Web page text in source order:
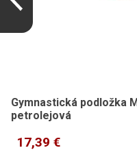
Gymnastická podložka
petrolejová
17,39 €